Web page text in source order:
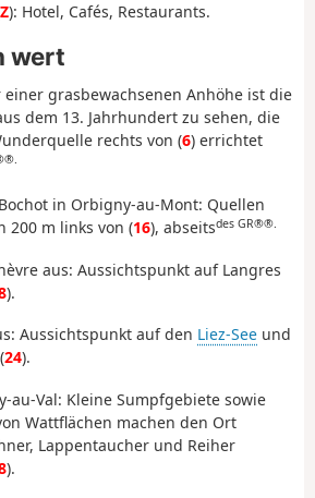
Z): Hotel, Cafés, Restaurants.
wert
grasbewachsenen Anhöhe ist die
dem 13. Jahrhundert zu sehen, die
rechts von (6) errichtet
in Orbigny-au-Mont: Quellen
200 m links von (16), abseitsdes GR®®.
aus: Aussichtspunkt auf Langres
).
Aussichtspunkt auf den Liez-See und
24).
au-Val: Kleine Sumpfgebiete sowie
Wattflächen machen den Ort
Lappentaucher und Reiher
).